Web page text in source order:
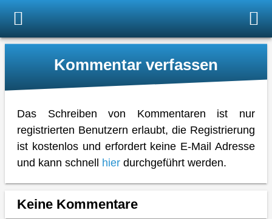
Kommentar verfassen
Das Schreiben von Kommentaren ist nur
registrierten Benutzern erlaubt, die Registrierung
ist kostenlos und erfordert keine E-Mail Adresse
und kann schnell hier durchgeführt werden.
Keine Kommentare